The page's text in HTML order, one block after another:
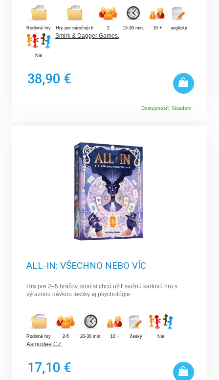
Rodinné hry Hry pre náročných 2 15-30 min. 10 + anglický
Nie
Smirk & Dagger Games,
38,90 €
Dostupnosť: Skladom
ALL-IN: VŠECHNO NEBO VÍC
Hra pre 2–5 hráčov, ktorí si chcú užiť svižnú kartovú hru s
výraznou dávkou taktiky aj psychológie
Rodinné hry 2-5 20-30 min. 10 + český Nie
Asmodee CZ,
17,10 €